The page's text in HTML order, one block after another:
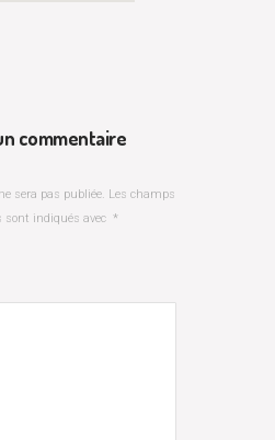
commentaire
sera pas publiée. Les champs
sont indiqués avec *